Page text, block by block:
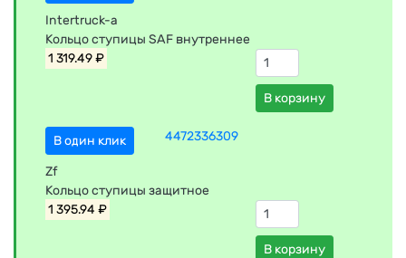
Intertruck-a
Кольцо ступицы SAF внутреннее
1 319.49 ₽
В корзину
В один клик 4472336309
Zf
Кольцо ступицы защитное
1 395.94 ₽
В корзину